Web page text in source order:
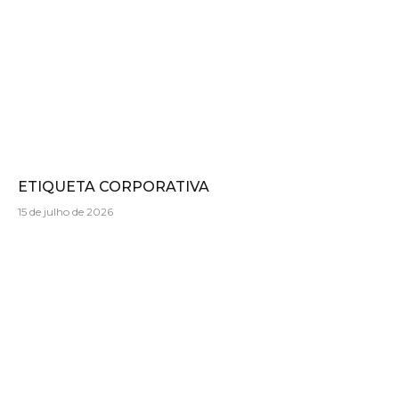
ETIQUETA CORPORATIVA
15 de julho de 2026